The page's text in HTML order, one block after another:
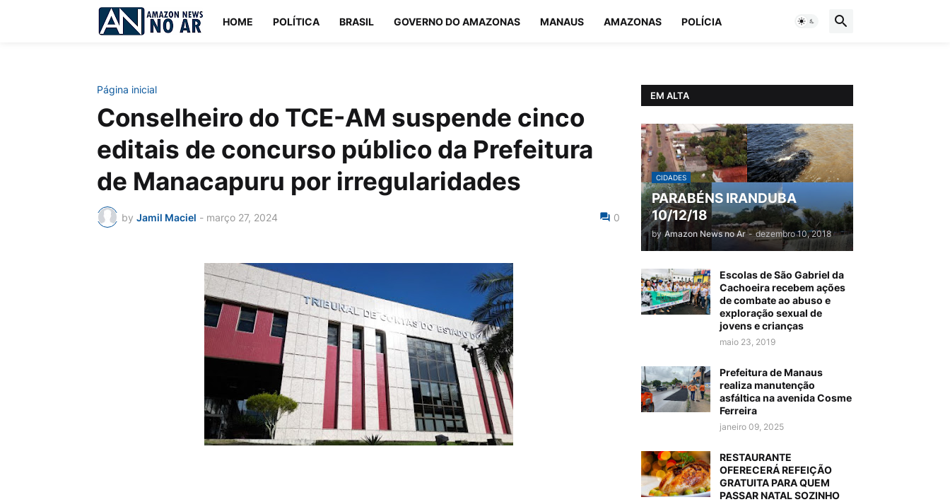
HOME POLÍTICA BRASIL GOVERNO DO AMAZONAS MANAUS AMAZONAS POLÍCIA
Página inicial
Conselheiro do TCE-AM suspende cinco
editais de concurso público da Prefeitura
de Manacapuru por irregularidades
by Jamil Maciel - março 27, 2024 0
EM ALTA
CIDADES
PARABÉNS IRANDUBA
10/12/18
by Amazon News no Ar - dezembro 10, 2018
Escolas de São Gabriel da
Cachoeira recebem ações
de combate ao abuso e
exploração sexual de
jovens e crianças
maio 23, 2019
Prefeitura de Manaus
realiza manutenção
asfáltica na avenida Cosme
Ferreira
janeiro 09, 2025
RESTAURANTE
OFERECERÁ REFEIÇÃO
GRATUITA PARA QUEM
PASSAR NATAL SOZINHO